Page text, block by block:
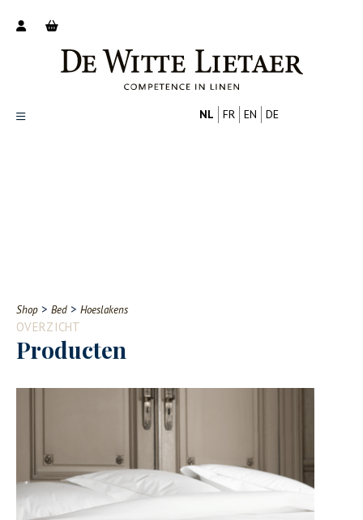
Contact
NL FR EN DE
Shop > Bed > Hoeslakens
OVERZICHT
Producten